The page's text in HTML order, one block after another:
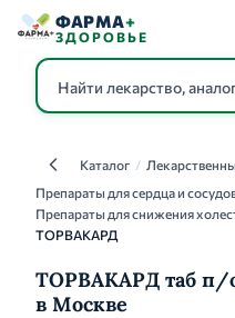
ФАРМА+
ЗДОРОВЬЕ
КаталогКаталог /
Препараты для сердца и
Препараты для снижения
ТОРВАКАРД
ТОРВАКАРД таб п/
в Москве